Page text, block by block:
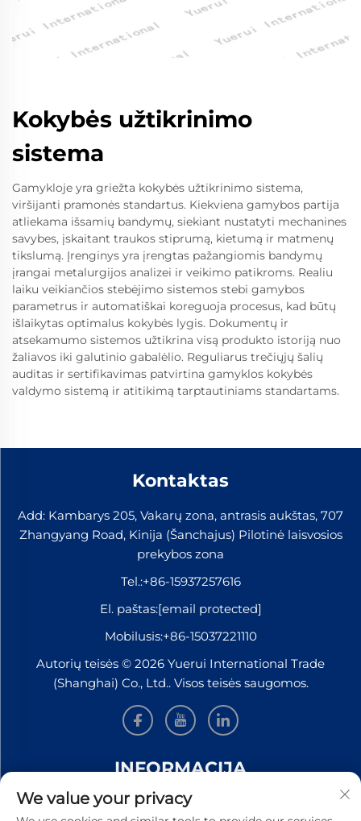
Kokybės užtikrinimo
sistema
Gamykloje yra griežta kokybės užtikrinimo sistema,
viršijanti pramonės standartus. Kiekviena gamybos partija
atliekama išsamių bandymų, siekiant nustatyti mechanines
savybes, įskaitant traukos stiprumą, kietumą ir matmenų
tikslumą. Įrenginys yra įrengtas pažangiomis bandymų
įrangai metalurgijos analizei ir veikimo patikroms. Realiu
laiku veikiančios stebėjimo sistemos stebi gamybos
parametrus ir automatiškai koreguoja procesus, kad būtų
išlaikytas optimalus kokybės lygis. Dokumentų ir
atsekamumo sistemos užtikrina visą produkto istoriją nuo
žaliavos iki galutinio gabalėlio. Reguliarus trečiųjų šalių
auditas ir sertifikavimas patvirtina gamyklos kokybės
valdymo sistemą ir atitikimą tarptautiniams standartams.
Kontaktas
Add: Kambarys 205, Vakarų zona, antrasis aukštas, 707
Zhangyang Road, Kinija (Šanchajus) Pilotinė laisvosios
prekybos zona
Tel.:+86-15937257616
El. paštas:[email protected]
Mobilusis:+86-15037221110
Autorių teisės © 2026 Yuerui International Trade
(Shanghai) Co., Ltd.. Visos teisės saugomos.
INFORMACIJA
Užsiregistruokite, kad gautumėte mūsų savaitinį
We value your privacy